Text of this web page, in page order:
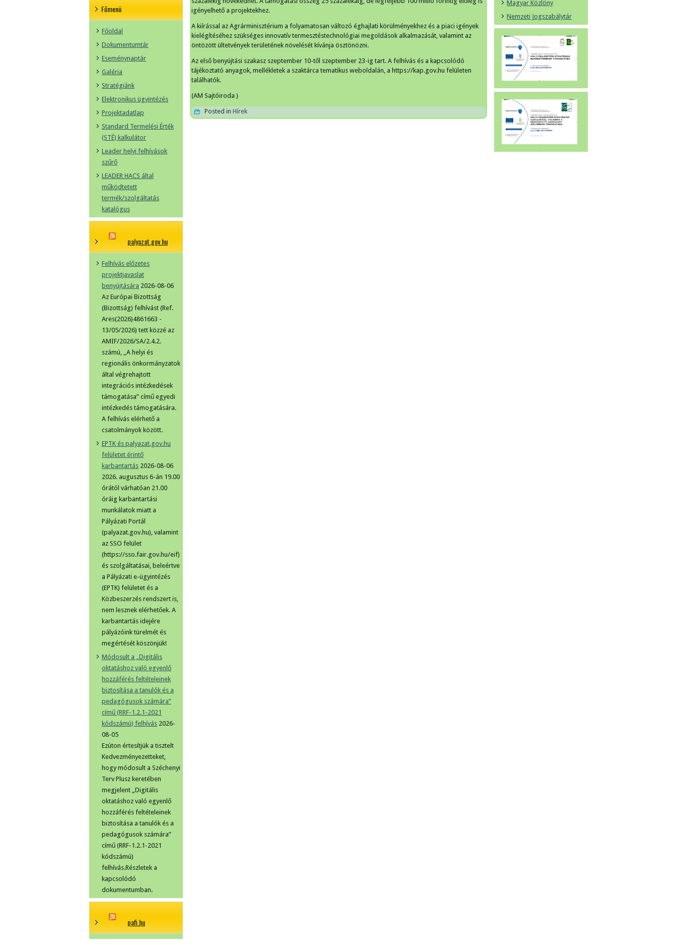
Főmenü
Főoldal
Dokumentumtár
Eseménynaptár
Galéria
Stratégiánk
Elektronikus ügyintézés
Projektadatlap
Standard Termelési Érték
(STÉ) kalkulátor
Leader helyi felhívások
szűrő
LEADER HACS által
működtetett
termék/szolgáltatás
katalógus
palyazat.gov.hu
Felhívás előzetes
projektjavaslat
benyújtására 2026-08-06
Az Európai Bizottság
(Bizottság) felhívást (Ref.
Ares(2026)4861663 -
13/05/2026) tett közzé az
AMIF/2026/SA/2.4.2.
számú, „A helyi és
regionális önkormányzatok
által végrehajtott
integrációs intézkedések
támogatása” című egyedi
intézkedés támogatására.
A felhívás elérhető a
csatolmányok között.
EPTK és palyazat.gov.hu
felületet érintő
karbantartás 2026-08-06
2026. augusztus 6-án 19.00
órától várhatóan 21.00
óráig karbantartási
munkálatok miatt a
Pályázati Portál
(palyazat.gov.hu), valamint
az SSO felület
(https://sso.fair.gov.hu/eif)
és szolgáltatásai, beleértve
a Pályázati e-ügyintézés
(EPTK) felületet és a
Közbeszerzés rendszert is,
nem lesznek elérhetőek. A
karbantartás idejére
pályázóink türelmét és
megértését köszönjük!
Módosult a „Digitális
oktatáshoz való egyenlő
hozzáférés feltételeinek
biztosítása a tanulók és a
pedagógusok számára”
című (RRF-1.2.1-2021
kódszámú) felhívás 2026-
08-05
Ezúton értesítjük a tisztelt
Kedvezményezetteket,
hogy módosult a Széchenyi
Terv Plusz keretében
megjelent „Digitális
oktatáshoz való egyenlő
hozzáférés feltételeinek
biztosítása a tanulók és a
pedagógusok számára”
című (RRF-1.2.1-2021
kódszámú)
felhívás.Részletek a
kapcsolódó
dokumentumban.
pafi.hu
igényelhető a projektekhez.
A kiírással az Agrárminisztérium a folyamatosan változó éghajlati körülményekhez és a piaci igények
kielégítéséhez szükséges innovatív termesztéstechnológiai megoldások alkalmazását, valamint az
öntözött ültetvények területének növelését kívánja ösztönözni.
Az első benyújtási szakasz szeptember 10-től szeptember 23-ig tart. A felhívás és a kapcsolódó
tájékoztató anyagok, mellékletek a szaktárca tematikus weboldalán, a https://kap.gov.hu felületen
találhatók.
(AM Sajtóiroda )
Posted in Hírek
Magyar Közlöny
Nemzeti Jogszabálytár